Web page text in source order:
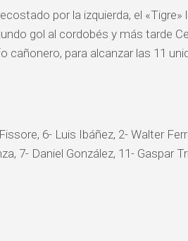
por la izquierda, el «Tigre»
gol al cordobés y más tarde
cañonero, para alcanzar las 11
6- Luis Ibáñez, 2- Walter
7- Daniel González, 11- Gaspar